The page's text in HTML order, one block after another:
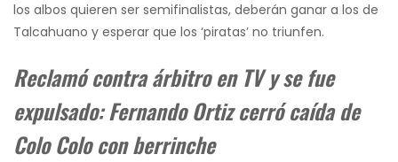
los albos quieren ser semifinalistas, deberán ganar a los de
Talcahuano y esperar que los ‘piratas’ no triunfen.
Reclamó contra árbitro en TV y se fue
expulsado: Fernando Ortiz cerró caída de
Colo Colo con berrinche